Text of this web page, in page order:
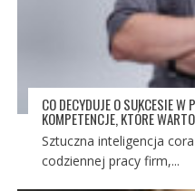
CO DECYDUJE O SUKCESIE W
KOMPETENCJE, KTÓRE
Sztuczna inteligencja
codziennej pracy firm,...